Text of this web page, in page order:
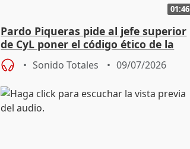
01:46
Pardo Piqueras pide al jefe superior
de CyL poner el código ético de la
Policía en "el centro"
Sonido Totales 09/07/2026